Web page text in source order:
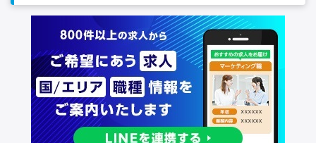
上） ・基本的なPCスキル 【歓迎要件】 ・販売のご経験をお持
ちの方 ・丁寧な対応が可能な方（電話、メール） ・外国人と円
滑なコミュニケーションが取れる方 【求める人物像】 ・コミュ
ニケーション能力、ホスピタリティマインドが高い方 ・協調性
があり、周囲と協力して物事を進められる方